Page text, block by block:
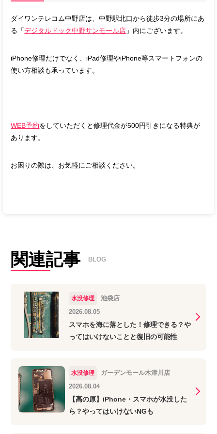
ダイワンテレコム中野店は、中野駅北口から徒歩3分の場所にあ
る「デジタルドック中野サンモール店 」内にございます。
iPhone修理だけでなく、iPad修理やiPhone等スマートフォンの
使い方相談も承っています。
WEB予約をしていただくと修理代金が500円引きになる特典が
あります。
お困りの際は、お気軽にご相談ください。
関連記事 BLOG
水没修理
池袋店
2026.08.05
スマホを海に落とした！修理できる？や
ってはいけないことと復旧の可能性
水没修理
ガーデンモール木津川店
2026.08.04
【高の原】iPhone・スマホが水没した
ら？やってはいけないNGも